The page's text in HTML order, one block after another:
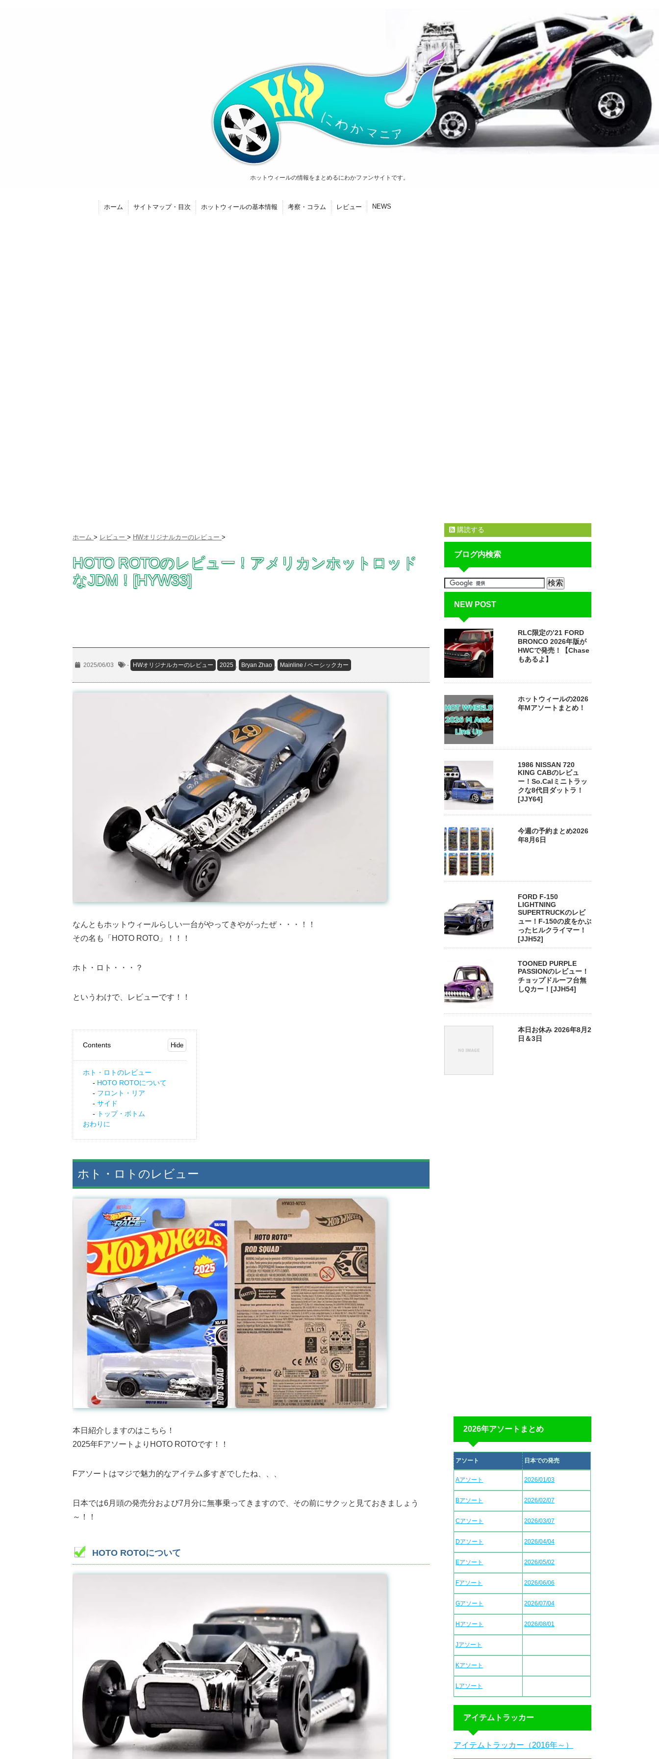
ホットウィールの情報をまとめるにわかファンサイトです。
ホーム サイトマップ・目次 ホットウィールの基本情報 考察・コラム レビュー NEWS
ホーム > レビュー > HWオリジナルカーのレビュー >
HOTO ROTOのレビュー！アメリカンホットロッド
なJDM！[HYW33]
2025/06/03 - HWオリジナルカーのレビュー 2025 , Bryan Zhao , Mainline / ベーシックカー
なんともホットウィールらしい一台がやってきやがったぜ・・・！！
その名も「HOTO ROTO」！！！
ホト・ロト・・・？
というわけで、レビューです！！
Contents
ホト・ロトのレビュー
HOTO ROTOについて
フロント・リア
サイド
トップ・ボトム
おわりに
ホト・ロトのレビュー
本日紹介しますのはこちら！
2025年FアソートよりHOTO ROTOです！！
Fアソートはマジで魅力的なアイテム多すぎでしたね、、、
日本では6月頭の発売分および7月分に無事乗ってきますので、その前にサクッと見ておきましょう
～！！
HOTO ROTOについて
購読する
ブログ内検索
NEW POST
RLC限定の’21 FORD
BRONCO 2026年版が
HWCで発売！【Chase
もあるよ】
ホットウィールの2026
年Mアソートまとめ！
1986 NISSAN 720
KING CABのレビュ
ー！So.Calミニトラッ
クな8代目ダットラ！
[JJY64]
今週の予約まとめ2026
年8月6日
FORD F-150
LIGHTNING
SUPERTRUCKのレビ
ュー！F-150の皮をかぶ
ったヒルクライマー！
[JJH52]
TOONED PURPLE
PASSIONのレビュー！
チョップドルーフ台無
しQカー！[JJH54]
本日お休み 2026年8月2
日＆3日
2026年アソートまとめ
アソート 日本での発売
Aアソート 2026/01/03
Bアソート 2026/02/07
Cアソート 2026/03/07
Dアソート 2026/04/04
Eアソート 2026/05/02
Fアソート 2026/06/06
Gアソート 2026/07/04
Hアソート 2026/08/01
Jアソート
Kアソート
Lアソート
アイテムトラッカー
アイテムトラッカー（2016年～）